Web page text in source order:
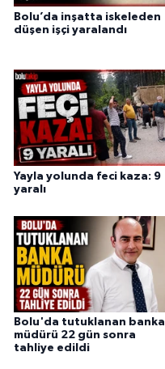
Bolu’da inşatta iskeleden
düşen işçi yaralandı
Yayla yolunda feci kaza: 9
yaralı
Bolu'da tutuklanan banka
müdürü 22 gün sonra
tahliye edildi